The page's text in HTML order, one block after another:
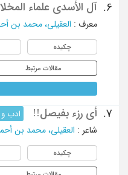
6. آل الأسدی علماء
معرف : العقیلی، محمد بن
چکیده
مقالات مرتبط
7. أی رزء بفیصل!!
ادب و
شاعر : العقیلی، محمد بن
چکیده